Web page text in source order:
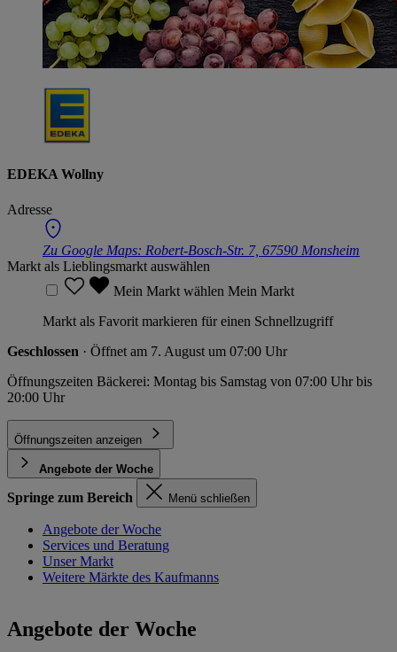
EDEKA Wollny
Adresse
Zu Google Maps: Robert-Bosch-Str. 7, 67590 Monsheim
Markt als Lieblingsmarkt auswählen
Mein Markt wählen Mein Markt
Markt als Favorit markieren für einen Schnellzugriff
Geschlossen · Öffnet am 7. August um 07:00 Uhr
Öffnungszeiten Bäckerei: Montag bis Samstag von 07:00 Uhr bis
20:00 Uhr
Öffnungszeiten anzeigen
Angebote der Woche
Springe zum Bereich Menü schließen
Angebote der Woche
Services und Beratung
Unser Markt
Weitere Märkte des Kaufmanns
Angebote der Woche